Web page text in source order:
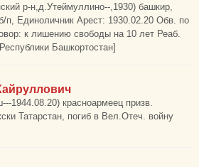
р-н,д.Утеймуллино--,1930) башкир,
п, Единоличник Арест: 1930.02.20 Обв. по
к лишению свободы на 10 лет Реаб.
Башкортостан]
1944.08.20) красноармеец призв.
Татарстан, погиб в Вел.Отеч. войну